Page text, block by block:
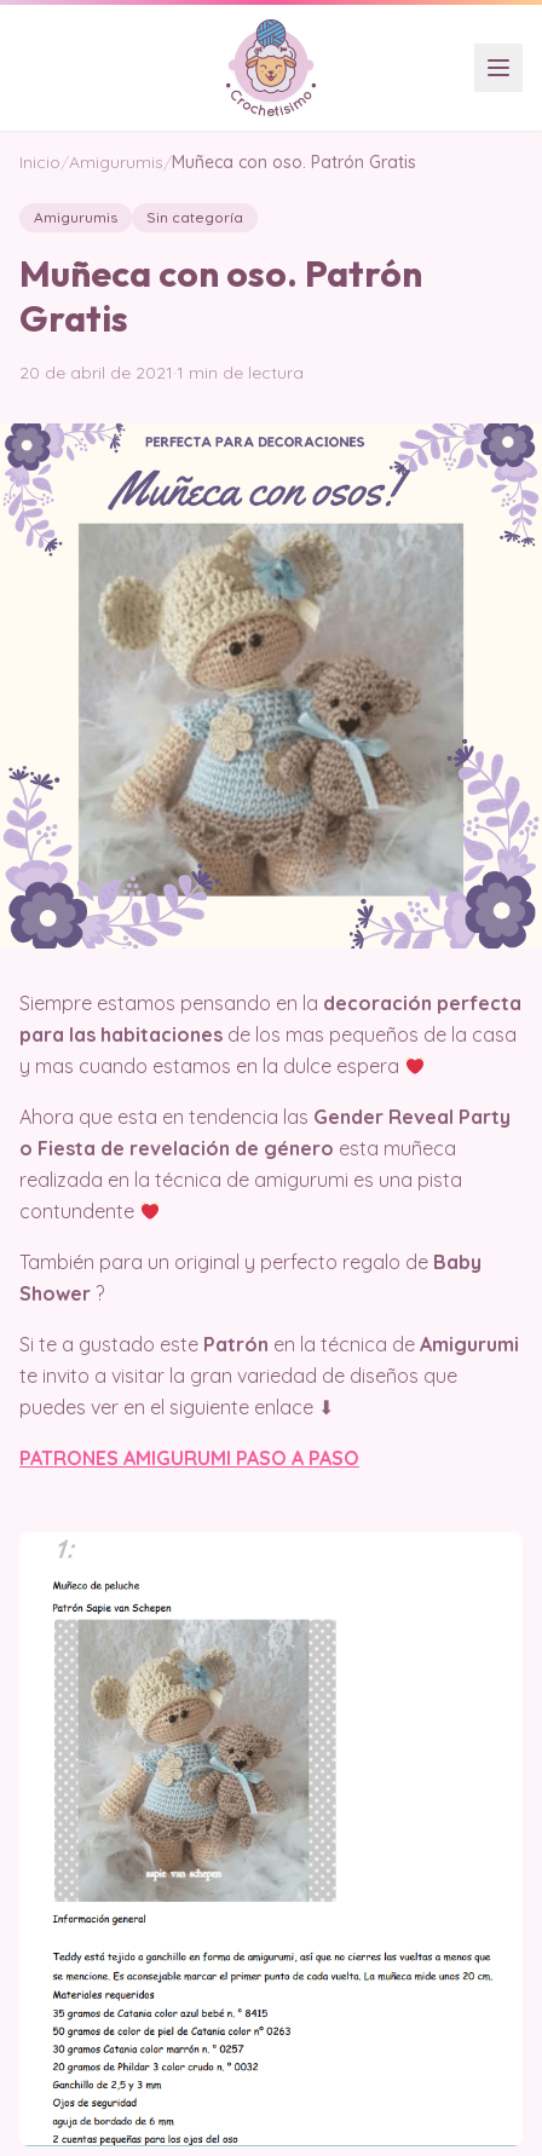
Inicio/Amigurumis/Muñeca con oso. Patrón Gratis
Amigurumis Sin categoría
Muñeca con oso. Patrón
Gratis
20 de abril de 2021·1 min de lectura
Siempre estamos pensando en la decoración perfecta
para las habitaciones de los mas pequeños de la casa
y mas cuando estamos en la dulce espera
Ahora que esta en tendencia las Gender Reveal Party
o Fiesta de revelación de género esta muñeca
realizada en la técnica de amigurumi es una pista
contundente
También para un original y perfecto regalo de Baby
Shower ?
Si te a gustado este Patrón en la técnica de Amigurumi
te invito a visitar la gran variedad de diseños que
puedes ver en el siguiente enlace ⬇
PATRONES AMIGURUMI PASO A PASO